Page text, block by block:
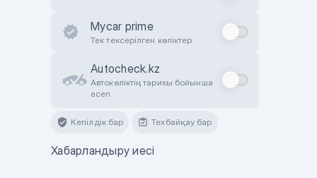
Mycar prime
Тек тексерілген көліктер
Autocheck.kz
Автокөліктің тарихы бойынша
есеп
Кепілдік бар Техбайқау бар
Хабарландыру иесі